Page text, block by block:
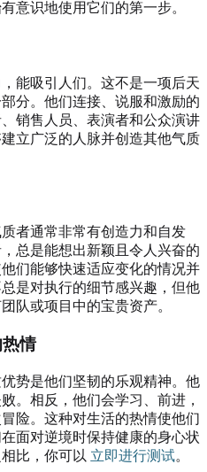
意识地使用它们的第一步。
能吸引人们。这不是一项后天
分。他们连接、说服和激励的
销售人员、表演者和公众演讲
立广泛的人脉并创造其他气质
者通常非常有创造力和自发
总是能想出新颖且令人兴奋的
们能够快速适应变化的情况并
是对执行的细节感兴趣，但他
队或项目中的宝贵资产。
情
势是他们坚韧的乐观精神。他
。相反，他们会学习、前进，
险。这种对生活的热情使他们
面对逆境时保持健康的身心状
比，你可以 立即进行测试。